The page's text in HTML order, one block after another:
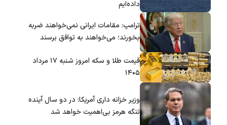
داده‌ایم
ترامپ: مقامات ایرانی نمی‌خواهند ضربه
بخورند؛ می‌خواهند به توافق برسند
قیمت طلا و سکه امروز شنبه ۱۷ مرداد
۱۴۰۵
وزیر خزانه داری آمریکا: در دو سال آینده
تنگه هرمز بی‌اهمیت خواهد شد